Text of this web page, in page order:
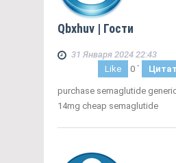
Qbxhuv | Гости
31 Января 2024 22:43
Like
0 `
purchase semaglutide
14mg cheap semaglutide